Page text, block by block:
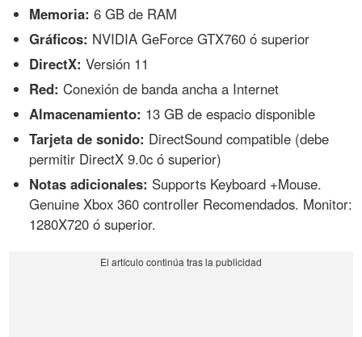
Memoria: 6 GB de RAM
Gráficos: NVIDIA GeForce GTX760 ó superior
DirectX: Versión 11
Red: Conexión de banda ancha a Internet
Almacenamiento: 13 GB de espacio disponible
Tarjeta de sonido: DirectSound compatible (debe
permitir DirectX 9.0c ó superior)
Notas adicionales: Supports Keyboard +Mouse.
Genuine Xbox 360 controller Recomendados. Monitor:
1280X720 ó superior.